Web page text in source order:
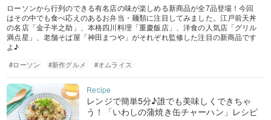
ローソンから行列のできる有名店の味が楽しめる新商品が全7品登場！今回
はその中でも食べ応えのあるお弁当・麺類に注目してみました。江戸前天丼
の名店「金子半之助」、本格四川料理「重慶飯店」、洋食の人気店「グリル
満点星」、老舗そば屋「神田まつや」がそれぞれ監修した注目の新商品です
よ♪
#ローソン #新作グルメ #オムライス
レンジで簡単5分♪誰でも美味しくできちゃ
う！「いわしの蒲焼き缶チャーハン」レシピ